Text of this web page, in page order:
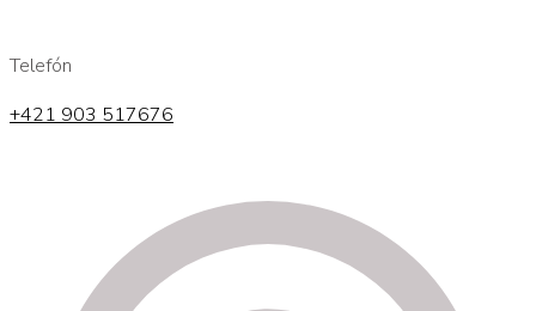
Telefón
+421 903 517676